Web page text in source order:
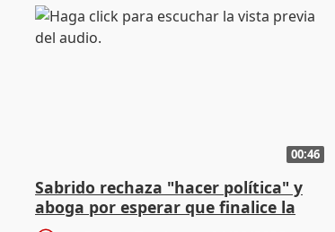
00:46
Sabrido rechaza "hacer política" y
aboga por esperar que finalice la
investigación del incendio